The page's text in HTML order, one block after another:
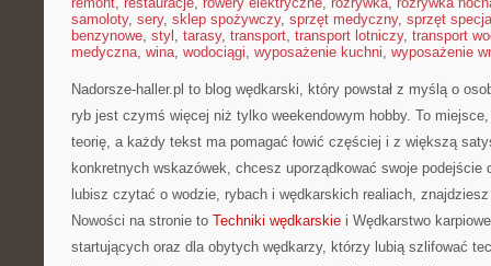
samoloty, sery, sklep spożywczy, sprzęt medyczny, sprzęt
benzynowe, styl , tarasy, transport, transport lotniczy, transport
medyczna, wina, wodociągi, wyposażenie kuchni, wyposażenie
Nadorsze-haller.pl to blog wędkarski, który powstał z myślą o
ryb jest czymś więcej niż tylko weekendowym hobby. To
teorię, a każdy tekst ma pomagać łowić częściej i z większą
konkretnych wskazówek, chcesz uporządkować swoje podejście
lubisz czytać o wodzie, rybach i wędkarskich realiach,
Nowości na stronie to Techniki wędkarskie i Wędkarstwo
startujących oraz dla obytych wędkarzy, którzy lubią szlifować